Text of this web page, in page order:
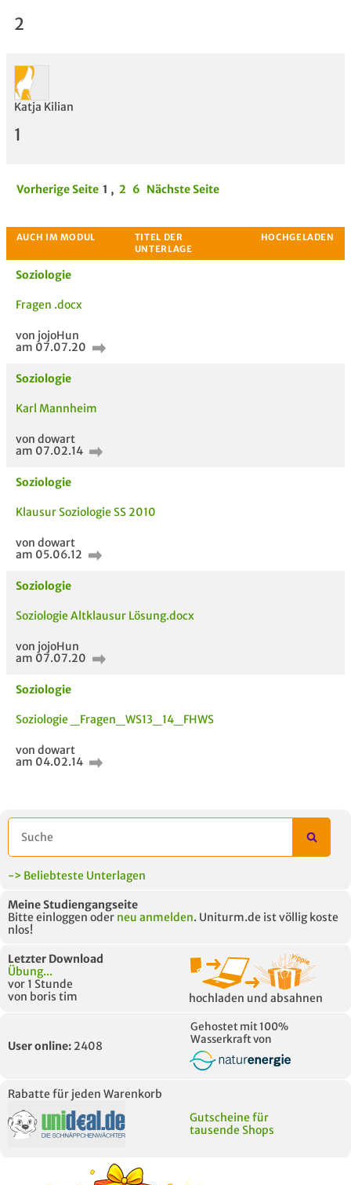
2
Katja Kilian
1
Vorherige Seite 1 , 2 6 Nächste Seite
Soziologie
Fragen .docx
von jojoHun
am 07.07.20
Soziologie
Karl Mannheim
von dowart
am 07.02.14
Soziologie
Klausur Soziologie SS 2010
von dowart
am 05.06.12
Soziologie
Soziologie Altklausur Lösung.docx
von jojoHun
am 07.07.20
Soziologie
Soziologie _Fragen_WS13_14_FHWS
von dowart
am 04.02.14
-> Beliebteste Unterlagen
Meine Studiengangseite
Bitte einloggen oder neu anmelden. Uniturm.de ist völlig koste
nlos!
Letzter Download
Übung...
vor 1 Stunde
von boris tim
hochladen und absahnen
User online: 2408
Gehostet mit 100%
Wasserkraft von
Rabatte für jeden Warenkorb
Gutscheine für
tausende Shops